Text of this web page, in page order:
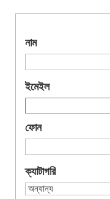
নাম
ইমেইল
ফোন
ক্যাটাগরি